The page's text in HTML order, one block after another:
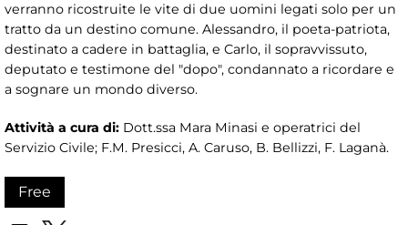
verranno ricostruite le vite di due uomini legati solo per un
tratto da un destino comune. Alessandro, il poeta-patriota,
destinato a cadere in battaglia, e Carlo, il sopravvissuto,
deputato e testimone del "dopo", condannato a ricordare e
a sognare un mondo diverso.
Attività a cura di: Dott.ssa Mara Minasi e operatrici del
Servizio Civile; F.M. Presicci, A. Caruso, B. Bellizzi, F. Laganà.
Free